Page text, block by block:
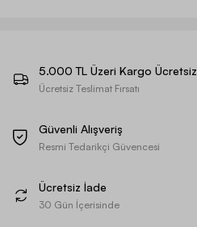
5.000 TL Üzeri Kargo Ücretsiz
Ücretsiz Teslimat Fırsatı
Güvenli Alışveriş
Resmi Tedarikçi Güvencesi
Ücretsiz İade
30 Gün İçerisinde